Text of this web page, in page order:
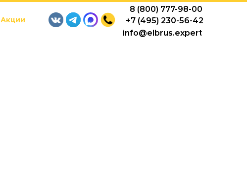
info@elbrus.expert
+7 (495) 230-56-42
8 (800) 777-98-00
Акции